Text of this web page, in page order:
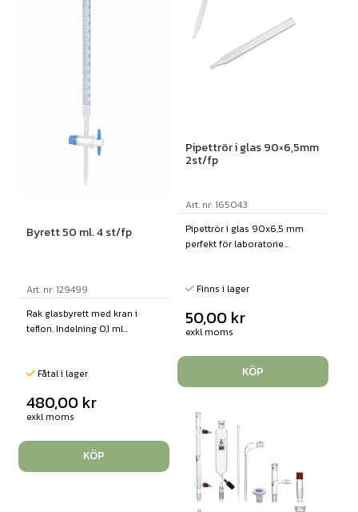
Byrett 50 ml. 4 st/fp
Art. nr: 129499
Rak glasbyrett med kran i
teflon. Indelning 0,1 ml...
Fåtal i lager
480,00 kr
exkl moms
KÖP
Pipettrör i glas 90×6,5mm
2st/fp
Art. nr: 165043
Pipettrör i glas 90x6,5 mm
perfekt för laboratorie...
Finns i lager
50,00 kr
exkl moms
KÖP